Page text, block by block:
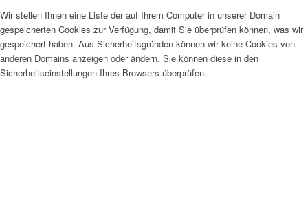
Wir stellen Ihnen eine Liste der auf Ihrem Computer in unserer Domain
gespeicherten Cookies zur Verfügung, damit Sie überprüfen können, was wir
gespeichert haben. Aus Sicherheitsgründen können wir keine Cookies von
anderen Domains anzeigen oder ändern. Sie können diese in den
Sicherheitseinstellungen Ihres Browsers überprüfen.